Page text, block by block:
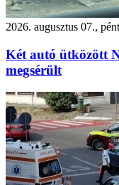
2026. augusztus 07.,
Két autó ütközött
megsérült